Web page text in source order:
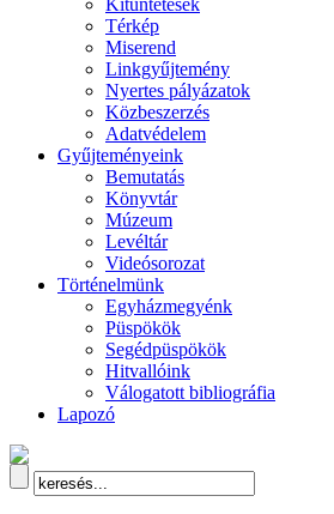
Kitüntetések
Térkép
Miserend
Linkgyűjtemény
Nyertes pályázatok
Közbeszerzés
Adatvédelem
Gyűjteményeink
Bemutatás
Könyvtár
Múzeum
Levéltár
Videósorozat
Történelmünk
Egyházmegyénk
Püspökök
Segédpüspökök
Hitvallóink
Válogatott bibliográfia
Lapozó